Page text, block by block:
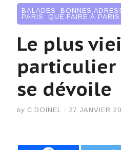
BALADES , BONNES
PARIS , QUE FAIRE À PARIS
Le plus
particulier
se dévoile
by C.DOINEL / 27 JANVIER